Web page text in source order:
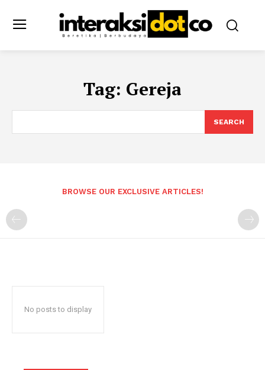
Tag: Gereja
SEARCH
BROWSE OUR EXCLUSIVE ARTICLES!
No posts to display